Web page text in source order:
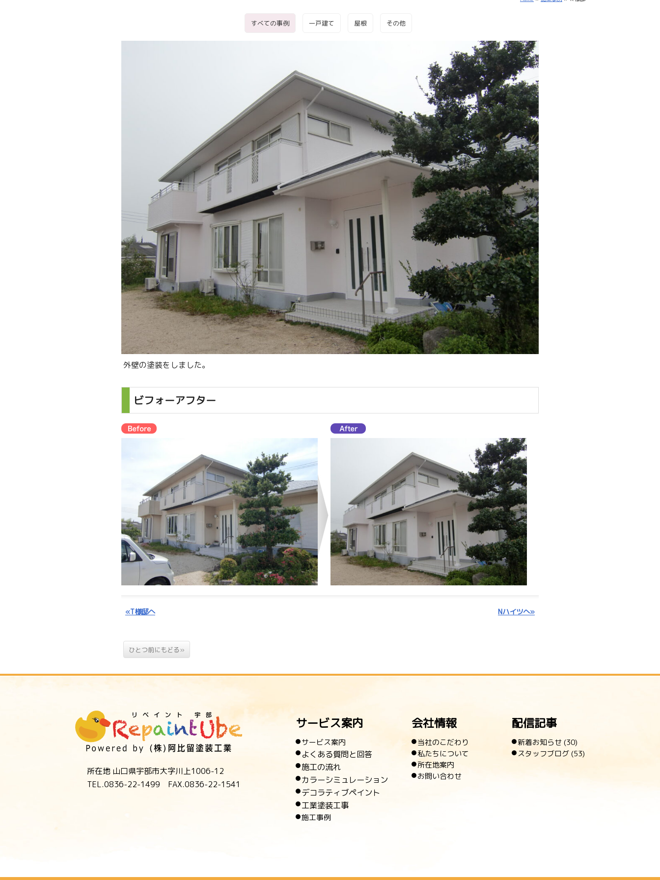
すべての事例 一戸建て 屋根 その他
外壁の塗装をしました。
ビフォーアフター
«T様邸へ Nハイツへ»
ひとつ前にもどる»
所在地 山口県宇部市大字川上1006-12
TEL.0836-22-1499 FAX.0836-22-1541
サービス案内
サービス案内
よくある質問と回答
施工の流れ
カラーシミュレーション
デコラティブペイント
工業塗装工事
施工事例
会社情報
当社のこだわり
私たちについて
所在地案内
お問い合わせ
配信記事
新着お知らせ(30)
スタッフブログ(53)